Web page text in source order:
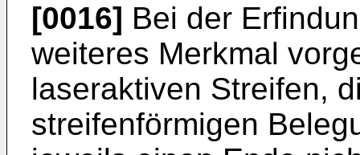
[0016] Bei der
weiteres Merkmal
laseraktiven Streifen,
streifenförmigen